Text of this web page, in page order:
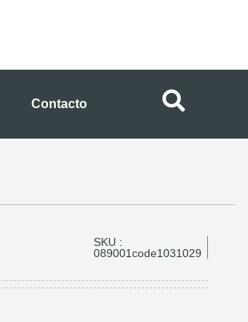
Contacto
SKU :
089001code1031029